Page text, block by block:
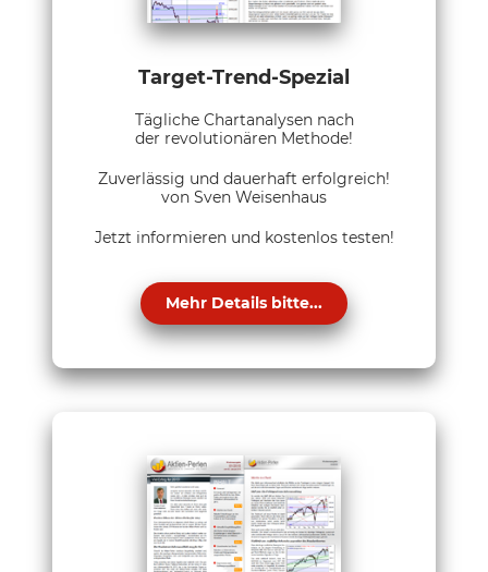
Target-Trend-Spezial
Tägliche Chartanalysen nach
der revolutionären Methode!
Zuverlässig und dauerhaft erfolgreich!
von Sven Weisenhaus
Jetzt informieren und kostenlos testen!
Mehr Details bitte...